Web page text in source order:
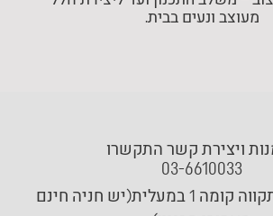
מעוצב ונעים בבית.
ויצירת קשר התקשרו
03-6610033
גיסין 86 פתח תקווה קומה 1 במעלית(יש חניה חינם